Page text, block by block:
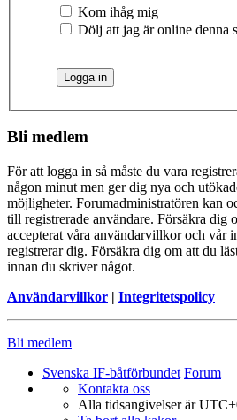
Kom ihåg mig
Dölj att jag är online denna
Bli medlem
För att logga in så måste du vara
någon minut men ger dig nya och
möjligheter. Forumadministratören kan
till registrerade användare. Försäkra dig
accepterat våra användarvillkor och vår
registrerar dig. Försäkra dig om att du
innan du skriver något.
Användarvillkor | Integritetspolicy
Bli medlem
Svenska IF-båtförbundet Forum
Kontakta oss
Alla tidsangivelser är